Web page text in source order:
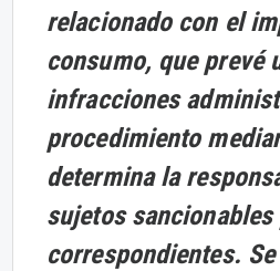
relacionado con el
consumo, que prevé
infracciones
procedimiento
determina la
sujetos
correspondientes.